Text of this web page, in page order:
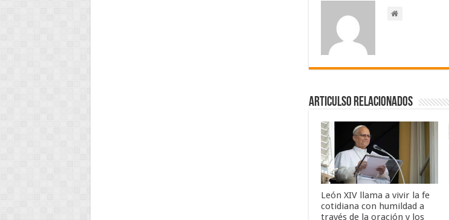
Articulso Relacionados
León XIV llama a vivir la fe
cotidiana con humildad a
través de la oración y los